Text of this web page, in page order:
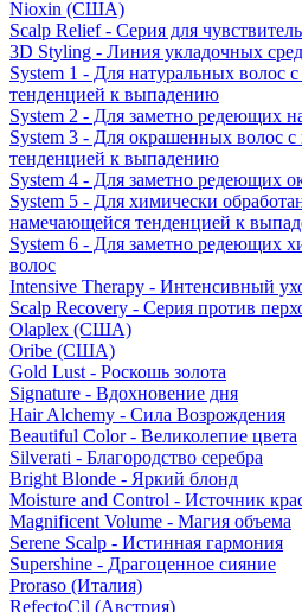
Nioxin (США)
Scalp Relief - Серия для
3D Styling - Линия укладочных
System 1 - Для натуральных волос
тенденцией к выпадению
System 2 - Для заметно редеющих
System 3 - Для окрашенных волос
тенденцией к выпадению
System 4 - Для заметно редеющих
System 5 - Для химически
намечающейся тенденцией к
System 6 - Для заметно редеющих
волос
Intensive Therapy - Интенсивный
Scalp Recovery - Серия против
Olaplex (США)
Oribe (США)
Gold Lust - Роскошь золота
Signature - Вдохновение дня
Hair Alchemy - Сила Возрождения
Beautiful Color - Великолепие цвета
Silverati - Благородство серебра
Bright Blonde - Яркий блонд
Moisture and Control - Источник
Magnificent Volume - Магия объема
Serene Scalp - Истинная гармония
Supershine - Драгоценное сияние
Proraso (Италия)
RefectoCil (Австрия)